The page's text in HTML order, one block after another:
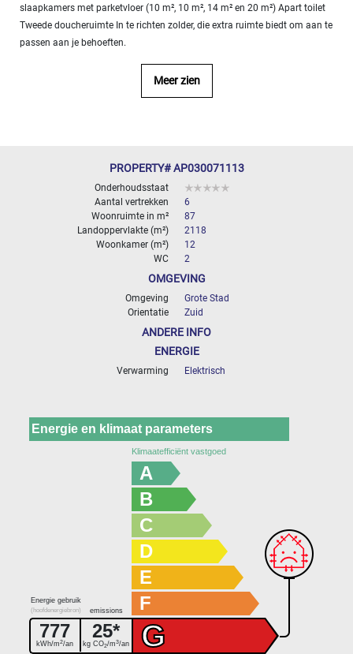
000
slaapkamers met parketvloer (10 m², 10 m², 14 m² en 20 m²) Apart toilet
Tweede doucheruimte In te richten zolder, die extra ruimte biedt om aan te
passen aan je behoeften.
Meer zien
PROPERTY# AP030071113
Onderhoudsstaat
Aantal vertrekken
6
Woonruimte in m²
87
Landoppervlakte (m²)
2118
Woonkamer (m²)
12
WC
2
OMGEVING
Omgeving
Grote Stad
Orientatie
Zuid
ANDERE INFO
ENERGIE
Verwarming Elektrisch
Energie en klimaat parameters
Klimaatefficiënt vastgoed
A
B
C
D
E
F
G
Energie gebruik
(hoofdenergiebron) emissions
777
kWh/m2/an
25*
kg CO2/m3/an